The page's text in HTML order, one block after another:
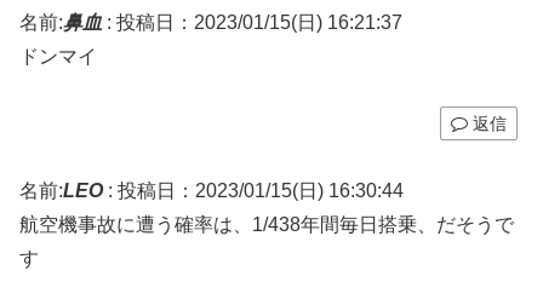
名前:鼻血 : 投稿日：2023/01/15(日) 16:21:37
ドンマイ
返信
名前:LEO: 投稿日：2023/01/15(日) 16:30:44
航空機事故に遭う確率は、1/438年間毎日搭乗、だそうで
す